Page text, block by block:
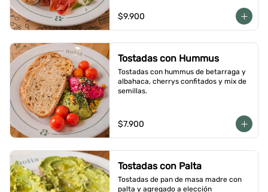
$9.900
Tostadas con Hummus
Tostadas con hummus de betarraga y
albahaca, cherrys confitados y mix de
semillas.
$7.900
Tostadas con Palta
Tostadas de pan de masa madre con
palta y agregado a elección